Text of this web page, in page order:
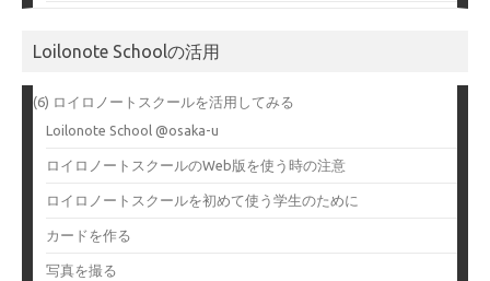
Loilonote Schoolの活用
(6) ロイロノートスクールを活用してみる
Loilonote School @osaka-u
ロイロノートスクールのWeb版を使う時の注意
ロイロノートスクールを初めて使う学生のために
カードを作る
写真を撮る